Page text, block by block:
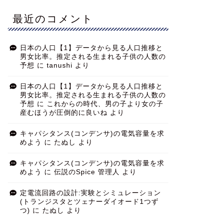
最近のコメント
日本の人口【1】データから見る人口推移と
男女比率。推定される生まれる子供の人数の
予想 に tanushi より
日本の人口【1】データから見る人口推移と
男女比率。推定される生まれる子供の人数の
予想 に これからの時代、男の子より女の子
産むほうが圧倒的に良いね より
キャパシタンス(コンデンサ)の電気容量を求
めよう
に たぬし より
キャパシタンス(コンデンサ)の電気容量を求
めよう
に 伝説のSpice 管理人 より
定電流回路の設計:実験とシミュレーション
(トランジスタとツェナーダイオード1つず
つ) に たぬし より